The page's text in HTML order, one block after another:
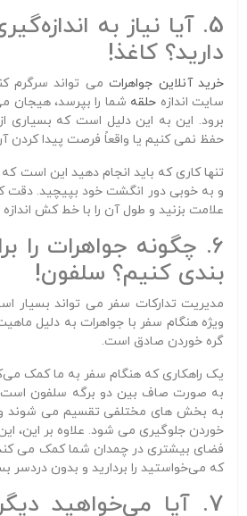
5. آیا نیاز به اندازه‌گیری
دارید؟ کاغذ!
خرید آنلاین جواهراتمی تواند سرگرم
سایت اندازه حلقه شما را بپرسد، هیجان
برود. این به این دلیل است که بسیاری
حفظ نمی کنیم یا واقعاً فرصت پیدا کردن
تنها کاری که باید انجام دهید این است
و به خوبی دور انگشت خود بپیچید. دقت
علامت بزنید و طول آن را با خط کش اندازه
6. چگونه جواهرات را
بندی کنیم؟ سلفون!
مدیریت تدارکات سفر می تواند بسیار
ویژه هنگام سفر با جواهرات به دلیل
گره خوردن صادق است.
یک راهکاری که هنگام سفر به ما کمک
به صورت صاف بین دو برگه سلفون است.
به بخش های مختلفی تقسیم می شوند و
خوردن جلوگیری می شود. علاوه بر این،
فضای بیشتری در چمدان شما کمک می کند
که می‌خواستید را بردارید و بدون دردسر
7. آیا می‌خواهید